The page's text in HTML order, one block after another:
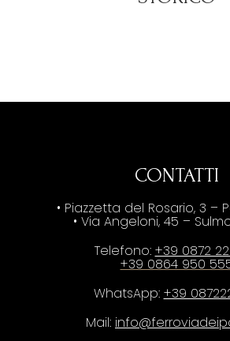
CONTATTI
• Piazzetta del Rosario, 3 –
• Via Angeloni, 45 –
Telefono: +39 0872
+39 0864 950
WhatsApp: +39
Mail: